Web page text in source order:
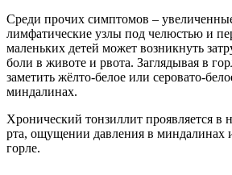
Среди прочих симптомов –
лимфатические узлы под челюстью и
маленьких детей может возникнуть
боли в животе и рвота. Заглядывая в
заметить жёлто-белое или серовато-
миндалинах.
Хронический тонзиллит проявляется в
рта, ощущении давления в миндалинах
горле.